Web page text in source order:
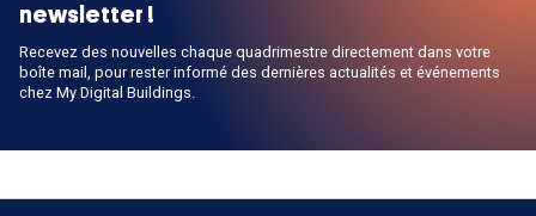
newsletter !
Recevez des nouvelles chaque quadrimestre directement dans votre
boîte mail, pour rester informé des dernières actualités et événements
chez My Digital Buildings.